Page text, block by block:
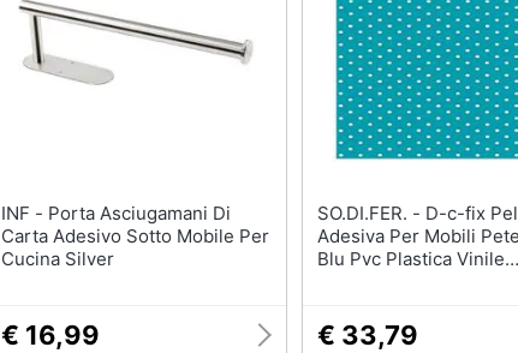
INF - Porta Asciugamani Di
Carta Adesivo Sotto Mobile Per
Cucina Silver
€ 16,99
SO.DI.FER. - D-c-fix Pellicola
Adesiva Per Mobili
Blu Pvc Plastica Vinile
Rivestimento 45 X 200
€ 33,79